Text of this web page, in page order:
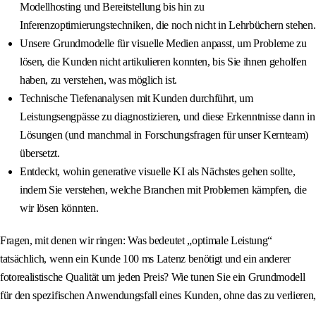
Modellhosting und Bereitstellung bis hin zu
Inferenzoptimierungstechniken, die noch nicht in Lehrbüchern stehen.
Unsere Grundmodelle für visuelle Medien anpasst, um Probleme zu
lösen, die Kunden nicht artikulieren konnten, bis Sie ihnen geholfen
haben, zu verstehen, was möglich ist.
Technische Tiefenanalysen mit Kunden durchführt, um
Leistungsengpässe zu diagnostizieren, und diese Erkenntnisse dann in
Lösungen (und manchmal in Forschungsfragen für unser Kernteam)
übersetzt.
Entdeckt, wohin generative visuelle KI als Nächstes gehen sollte,
indem Sie verstehen, welche Branchen mit Problemen kämpfen, die
wir lösen könnten.
Fragen, mit denen wir ringen: Was bedeutet „optimale Leistung“
tatsächlich, wenn ein Kunde 100 ms Latenz benötigt und ein anderer
fotorealistische Qualität um jeden Preis? Wie tunen Sie ein Grundmodell
für den spezifischen Anwendungsfall eines Kunden, ohne das zu verlieren,